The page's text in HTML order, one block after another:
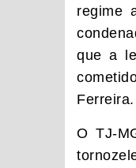
regime
que a
Ferreira.
O TJ-